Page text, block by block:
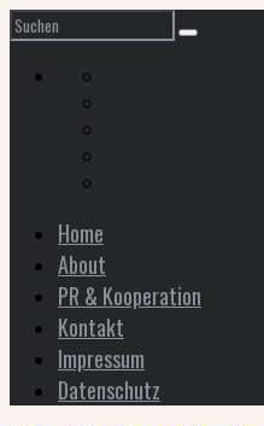
Home
About
PR & Kooperation
Kontakt
Impressum
Datenschutz